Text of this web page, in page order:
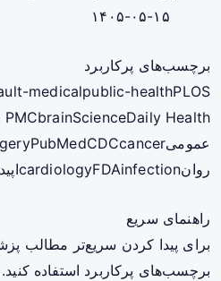
برچسب‌های پرکاربرد
medicalpublic-healthPLOS
PMCbrainScienceDaily Health
عمومی
PubMedCDCcancer
روان
cardiologyFDAinfection
راهنمای سریع
برای پیدا کردن سریع‌تر مطالب
برچسب‌های پرکاربرد استفاده کنید.